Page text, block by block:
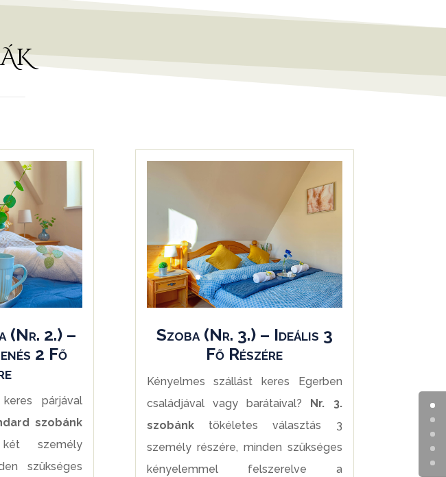
(Nr. 2.) –
2 Fő
párjával
szobánk
személy
szükséges
Szoba (Nr. 3.) – Ideális 3
Fő Részére
Kényelmes szállást keres Egerben
családjával vagy barátaival?
Nr. 3.
szobánktökéletes választás 3
személy részére, minden szükséges
kényelemmel felszerelve a